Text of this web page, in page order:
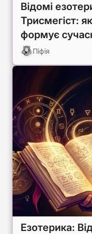
Відомі
Трисмегіст:
формує
Піфія
Езотерика: